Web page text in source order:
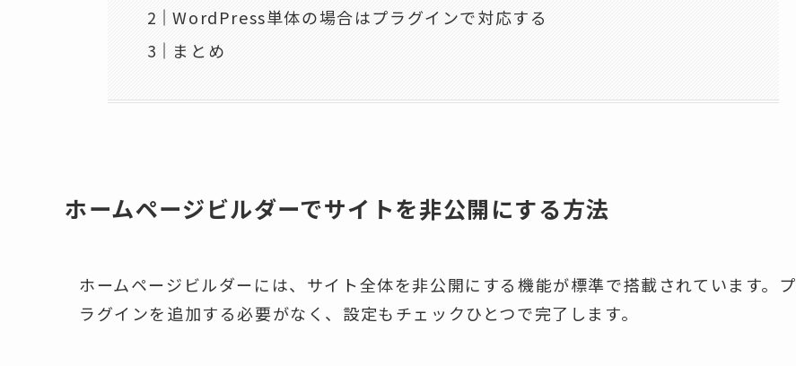
WordPress単体の場合はプラグインで対応する
まとめ
ホームページビルダーでサイトを非公開にする方法
ホームページビルダーには、サイト全体を非公開にする機能が標準で搭載されています。プ
ラグインを追加する必要がなく、設定もチェックひとつで完了します。